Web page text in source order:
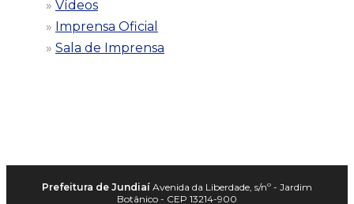
Vídeos
Imprensa Oficial
Sala de Imprensa
Prefeitura de Jundiaí Avenida da Liberdade, s/nº - Jardim
Botânico - CEP 13214-900